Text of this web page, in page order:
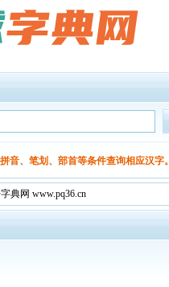
音、笔划、部首等条件查询相应汉字。
典网 www.pq36.cn